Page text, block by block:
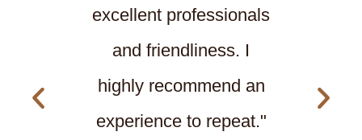
excellent professionals
and friendliness. I
highly recommend an
experience to repeat."